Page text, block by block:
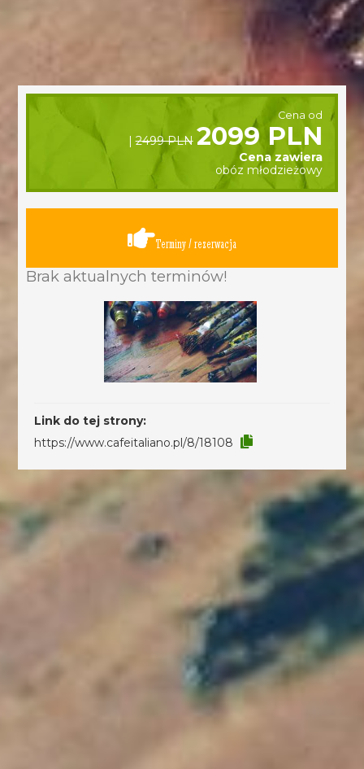
Cena od
|2499 PLN 2099 PLN
Cena zawiera
obóz młodzieżowy
Terminy / rezerwacja
Brak aktualnych terminów!
Link do tej strony:
https://www.cafeitaliano.pl/8/18108